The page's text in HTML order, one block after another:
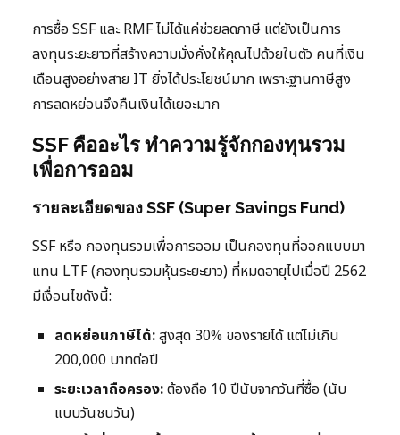
การซื้อ SSF และ RMF ไม่ได้แค่ช่วยลดภาษี แต่ยังเป็นการ
ลงทุนระยะยาวที่สร้างความมั่งคั่งให้คุณไปด้วยในตัว คนที่เงิน
เดือนสูงอย่างสาย IT ยิ่งได้ประโยชน์มาก เพราะฐานภาษีสูง
การลดหย่อนจึงคืนเงินได้เยอะมาก
SSF คืออะไร ทำความรู้จักกองทุนรวม
เพื่อการออม
รายละเอียดของ SSF (Super Savings Fund)
SSF หรือ กองทุนรวมเพื่อการออม เป็นกองทุนที่ออกแบบมา
แทน LTF (กองทุนรวมหุ้นระยะยาว) ที่หมดอายุไปเมื่อปี 2562
มีเงื่อนไขดังนี้:
ลดหย่อนภาษีได้:สูงสุด 30% ของรายได้ แต่ไม่เกิน
200,000 บาทต่อปี
ระยะเวลาถือครอง:ต้องถือ 10 ปีนับจากวันที่ซื้อ (นับ
แบบวันชนวัน)